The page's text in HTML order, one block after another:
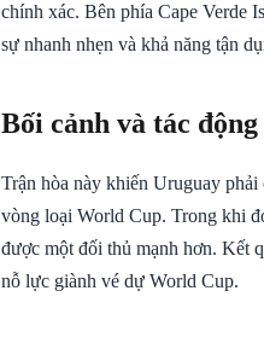
chính xác. Bên phía Cape Verde
sự nhanh nhẹn và khả năng tận
Bối cảnh và tác động
Trận hòa này khiến Uruguay
vòng loại World Cup. Trong khi
được một đối thủ mạnh hơn. Kết
nỗ lực giành vé dự World Cup.